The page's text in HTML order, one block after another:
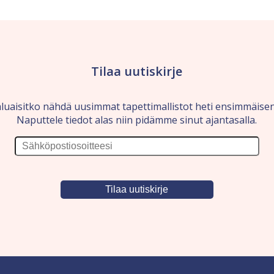
Tilaa uutiskirje
nähdä uusimmat tapettimallistot heti
Naputtele tiedot alas niin pidämme sinut ajantasalla.